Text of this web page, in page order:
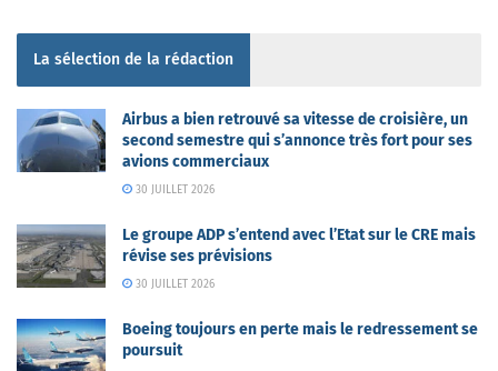
La sélection de la rédaction
Airbus a bien retrouvé sa vitesse de croisière, un
second semestre qui s’annonce très fort pour ses
avions commerciaux
30 JUILLET 2026
Le groupe ADP s’entend avec l’Etat sur le CRE mais
révise ses prévisions
30 JUILLET 2026
Boeing toujours en perte mais le redressement se
poursuit